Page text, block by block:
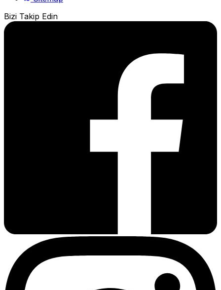
Bizi Takip Edin